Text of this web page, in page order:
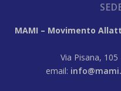
MAMI – Movimento
Via Pisana, 105
email: